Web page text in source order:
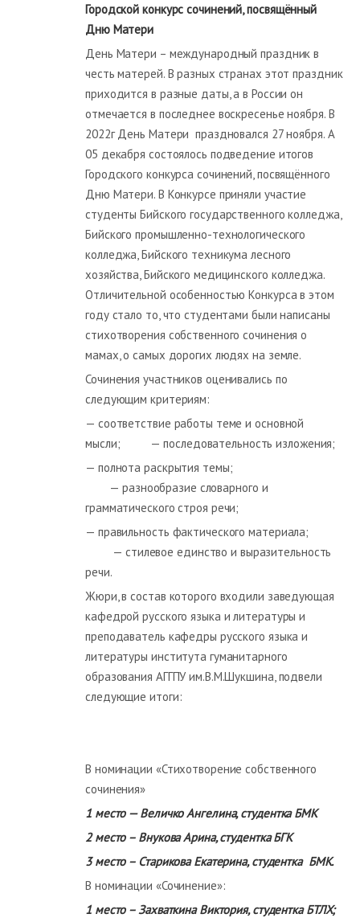
Городской конкурс сочинений,посвящённый
Дню Матери
День Матери – международный праздник в
честь матерей. В разных странах этот праздник
приходится в разные даты, а в России он
отмечается в последнее воскресенье ноября. В
2022г День Матери праздновался 27 ноября. А
05 декабря состоялось подведение итогов
Городского конкурса сочинений, посвящённого
Дню Матери. В Конкурсе приняли участие
студенты Бийского государственного колледжа,
Бийского промышленно-технологического
колледжа, Бийского техникума лесного
хозяйства, Бийского медицинского колледжа.
Отличительной особенностью Конкурса в этом
году стало то, что студентами были написаны
стихотворения собственного сочинения о
мамах, о самых дорогих людях на земле.
Сочинения участников оценивались по
следующим критериям:
— соответствие работы теме и основной
мысли; — последовательность изложения;
— полнота раскрытия темы;
— разнообразие словарного и
грамматического строя речи;
— правильность фактического материала;
— стилевое единство и выразительность
речи.
Жюри, в состав которого входили заведующая
кафедрой русского языка и литературы и
преподаватель кафедры русского языка и
литературы института гуманитарного
образования АГГПУ им.В.М.Шукшина, подвели
следующие итоги:
В номинации «Стихотворение собственного
сочинения»
1 место — Величко Ангелина, студентка БМК
2 место – Внукова Арина, студентка БГК
3 место – Старикова Екатерина, студентка БМК.
В номинации «Сочинение»:
1 место – Захваткина Виктория, студентка БТЛХ;